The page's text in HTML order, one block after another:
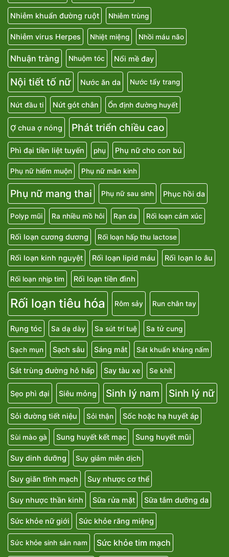
Nhiễm khuẩn đường ruột Nhiễm trùng
Nhiễm virus Herpes Nhiệt miệng Nhồi máu não
Nhuận tràng Nhuộm tóc Nổi mề đay
Nội tiết tố nữ Nước ăn da Nước tẩy trang
Nứt đầu ti Nứt gót chân Ổn định đường huyết
Ợ chua ợ nóng Phát triển chiều cao
Phì đại tiền liệt tuyến phụ Phụ nữ cho con bú
Phụ nữ hiếm muộn Phụ nữ mãn kinh
Phụ nữ mang thai Phụ nữ sau sinh Phục hồi da
Polyp mũi Ra nhiều mồ hôi Rạn da Rối loạn cảm xúc
Rối loạn cương dương Rối loạn hấp thu lactose
Rối loạn kinh nguyệt Rối loạn lipid máu Rối loạn lo âu
Rối loạn nhịp tim Rối loạn tiền đình
Rối loạn tiêu hóa Rôm sảy Run chân tay
Rụng tóc Sa dạ dày Sa sút trí tuệ Sa tử cung
Sạch mụn Sạch sâu Sáng mắt Sát khuẩn kháng nấm
Sát trùng đường hô hấp Say tàu xe Se khít
Sẹo phì đại Siêu mỏng Sinh lý nam Sinh lý nữ
Sỏi đường tiết niệu Sỏi thận Sốc hoặc hạ huyết áp
Sùi mào gà Sung huyết kết mạc Sung huyết mũi
Suy dinh dưỡng Suy giảm miễn dịch
Suy giãn tĩnh mạch Suy nhược cơ thể
Suy nhược thần kinh Sữa rửa mặt Sữa tắm dưỡng da
Sức khỏe nữ giới Sức khỏe răng miệng
Sức khỏe sinh sản nam Sức khỏe tim mạch